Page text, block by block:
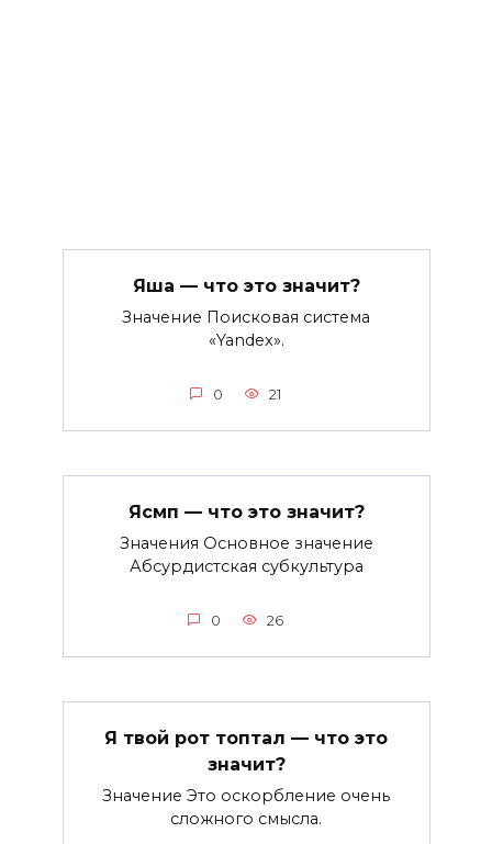
Яша — что это значит?
Значение Поисковая система
«Yandex».
0 21
Ясмп — что это значит?
Значения Основное значение
Абсурдистская субкультура
0 26
Я твой рот топтал — что это
значит?
Значение Это оскорбление очень
сложного смысла.